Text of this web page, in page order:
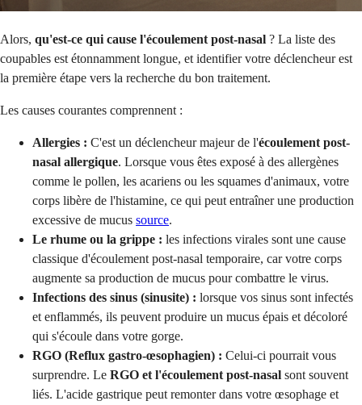
Alors, qu'est-ce qui cause l'écoulement post-nasal ? La liste des
coupables est étonnamment longue, et identifier votre déclencheur est
la première étape vers la recherche du bon traitement.
Les causes courantes comprennent :
Allergies : C'est un déclencheur majeur de l'écoulement post-
nasal allergique. Lorsque vous êtes exposé à des allergènes
comme le pollen, les acariens ou les squames d'animaux, votre
corps libère de l'histamine, ce qui peut entraîner une production
excessive de mucus source.
Le rhume ou la grippe : les infections virales sont une cause
classique d'écoulement post-nasal temporaire, car votre corps
augmente sa production de mucus pour combattre le virus.
Infections des sinus (sinusite) : lorsque vos sinus sont infectés
et enflammés, ils peuvent produire un mucus épais et décoloré
qui s'écoule dans votre gorge.
RGO (Reflux gastro-œsophagien) : Celui-ci pourrait vous
surprendre. Le RGO et l'écoulement post-nasal sont souvent
liés. L'acide gastrique peut remonter dans votre œsophage et